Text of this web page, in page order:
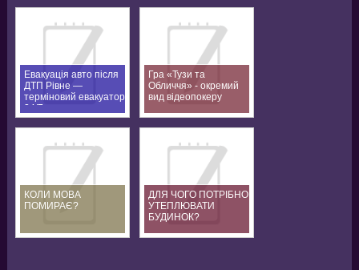
Евакуація авто після
ДТП Рівне —
терміновий евакуатор
24/7
Гра «Тузи та
Обличчя» - окремий
вид відеопокеру
КОЛИ МОВА
ПОМИРАЄ?
ДЛЯ ЧОГО ПОТРІБНО
УТЕПЛЮВАТИ
БУДИНОК?